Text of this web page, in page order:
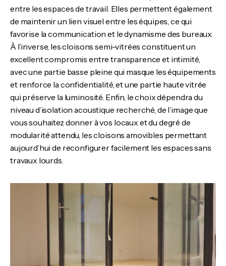
entre les espaces de travail. Elles permettent également
de maintenir un lien visuel entre les équipes, ce qui
favorise la communication et le dynamisme des bureaux.
À l’inverse, les cloisons semi-vitrées constituent un
excellent compromis entre transparence et intimité,
avec une partie basse pleine qui masque les équipements
et renforce la confidentialité, et une partie haute vitrée
qui préserve la luminosité. Enfin, le choix dépendra du
niveau d’isolation acoustique recherché, de l’image que
vous souhaitez donner à vos locaux et du degré de
modularité attendu, les cloisons amovibles permettant
aujourd’hui de reconfigurer facilement les espaces sans
travaux lourds.